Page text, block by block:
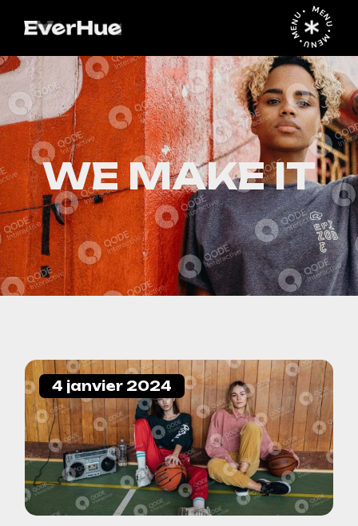
MENU • MENU • MENU •
WE MAKE IT
4 janvier 2024